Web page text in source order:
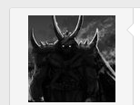
d
a
t
e